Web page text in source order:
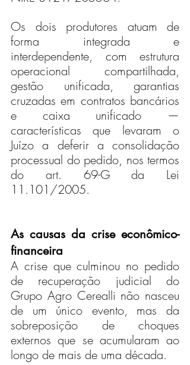
Os dois produtores atuam de
forma integrada e
interdependente, com estrutura
operacional compartilhada,
gestão unificada, garantias
cruzadas em contratos bancários
e caixa unificado —
características que levaram o
Juízo a deferir a consolidação
processual do pedido, nos termos
do art. 69-G da Lei
11.101/2005.
As causas da crise econômico-
financeira
A crise que culminou no pedido
de recuperação judicial do
Grupo Agro Cerealli não nasceu
de um único evento, mas da
sobreposição de choques
externos que se acumularam ao
longo de mais de uma década.